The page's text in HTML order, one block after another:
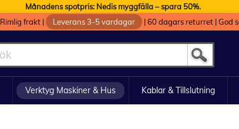
Månadens spotpris: Nedis myggfälla – spara 50%.
Rimlig frakt | Leverans 3-5 vardagar |60 dagars returret |God
Verktyg Maskiner & Hus Kablar & Tillslutning